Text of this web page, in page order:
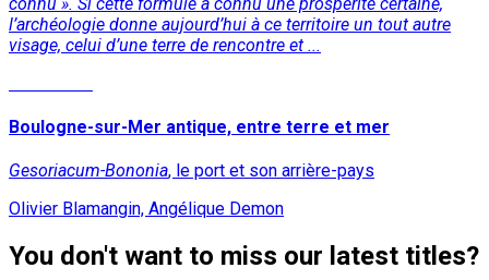
l’archéologie donne aujourd’hui à ce territoire un tout autre
visage, celui d’une terre de rencontre et ...
Boulogne-sur-Mer antique, entre terre et mer
Gesoriacum-Bononia, le port et son arrière-pays
Olivier Blamangin, Angélique Demon
You don't want to miss our latest titles?